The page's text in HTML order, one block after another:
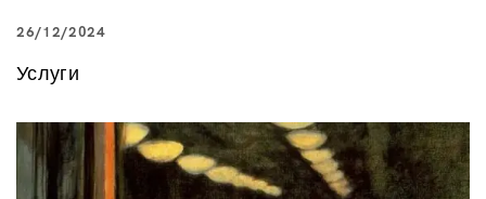
26/12/2024
Услуги